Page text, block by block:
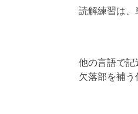
読解練習は、
他の言語で記
欠落部を補う